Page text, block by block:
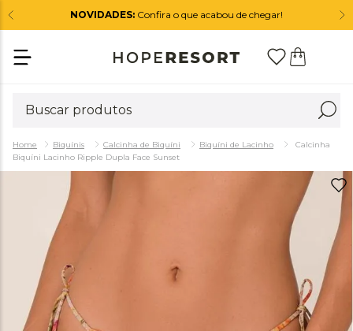
NOVIDADES: Confira o que acabou de chegar!
Biquínis Calcinha de Biquíni Biquíni de Lacinho
Calcinha
Biquíni Lacinho Ripple Dupla Face Sunset